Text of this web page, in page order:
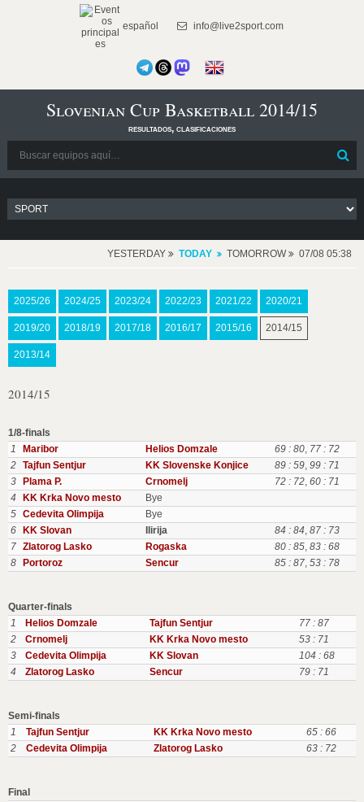
español info@live2sport.com
Slovenian Cup Basketball 2014/15
resultados, clasificaciones
YESTERDAY TODAY TOMORROW 07/08 05:38
2025/26 2024/25 2023/24 2022/23 2021/22 2020/21
2019/20 2018/19 2017/18 2016/17 2015/16 2014/15
2013/14
2014/15
1/8-finals
1
Maribor Helios Domzale 69 : 80, 77 : 72
2 Tajfun Sentjur KK Slovenske Konjice 89 : 59, 99 : 71
3
Plama P. Crnomelj 72 : 72, 60 : 71
4
KK Krka Novo mesto
Bye
5 Cedevita Olimpija
Bye
6
KK Slovan Ilirija 84 : 84, 87 : 73
7 Zlatorog Lasko Rogaska 80 : 85, 83 : 68
8
Portoroz Sencur 85 : 87, 53 : 78
Quarter-finals
1
Helios Domzale Tajfun Sentjur
77 : 87
2
Crnomelj KK Krka Novo mesto
53 : 71
3
Cedevita Olimpija KK Slovan
104 : 68
4
Zlatorog Lasko Sencur 79 : 71
Semi-finals
1
Tajfun Sentjur KK Krka Novo mesto
65 : 66
2
Cedevita Olimpija Zlatorog Lasko 63 : 72
Final